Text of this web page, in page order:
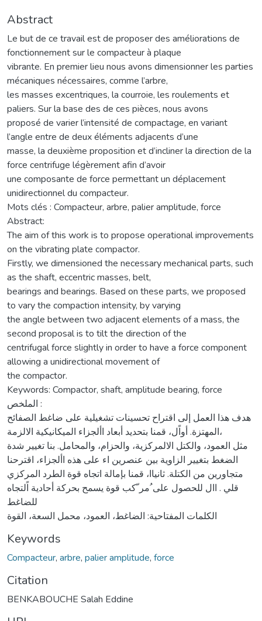
Abstract
Le but de ce travail est de proposer des améliorations de
fonctionnement sur le compacteur à plaque
vibrante. En premier lieu nous avons dimensionner les parties
mécaniques nécessaires, comme l’arbre,
les masses excentriques, la courroie, les roulements et
paliers. Sur la base des de ces pièces, nous avons
proposé de varier l’intensité de compactage, en variant
l’angle entre de deux éléments adjacents d’une
masse, la deuxième proposition et d’incliner la direction de la
force centrifuge légèrement afin d’avoir
une composante de force permettant un déplacement
unidirectionnel du compacteur.
Mots clés : Compacteur, arbre, palier amplitude, force
Abstract:
The aim of this work is to propose operational improvements
on the vibrating plate compactor.
Firstly, we dimensioned the necessary mechanical parts, such
as the shaft, eccentric masses, belt,
bearings and bearings. Based on these parts, we proposed
to vary the compaction intensity, by varying
the angle between two adjacent elements of a mass, the
second proposal is to tilt the direction of the
centrifugal force slightly in order to have a force component
allowing a unidirectional movement of
the compactor.
Keywords: Compactor, shaft, amplitude bearing, force
الملخص :
هدف هذا العمل إلى اقتراح تحسينات تشغيلية على ضاغط الصفائح
المهتزة. أواًل، قمنا بتحديد أبعاد األجزاء الميكانيكية الالزمة،
مثل العمود، والكتل الالمركزية، والحزام، والمحامل. بنا تغيير شدة
الضغط بتغيير الزاوية بين عنصرين اء على هذه األجزاء، اقترحنا
متجاورين من الكتلة. ثانياا، قمنا بإمالة اتجاه قوة الطرد المركزي
قلي . اال للحصول على ُمر ّكب قوة يسمح بحركة أحادية اًلتجاه
للضاغط
الكلمات المفتاحية: الضاغط، العمود، محمل السعة، القوة
Keywords
Compacteur, arbre, palier amplitude, force
Citation
BENKABOUCHE Salah Eddine